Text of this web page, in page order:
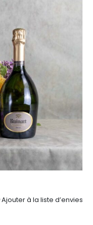
Ajouter à la liste d’envies
,Champagnes,